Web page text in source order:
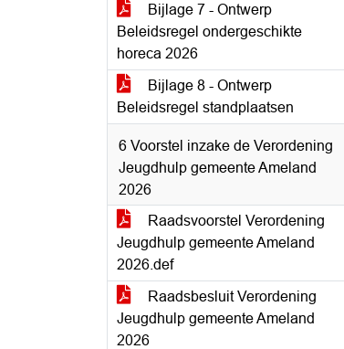
Bijlage 7 - Ontwerp
Beleidsregel ondergeschikte
horeca 2026
Bijlage 8 - Ontwerp
Beleidsregel standplaatsen
6 Voorstel inzake de Verordening
Jeugdhulp gemeente Ameland
2026
Raadsvoorstel Verordening
Jeugdhulp gemeente Ameland
2026.def
Raadsbesluit Verordening
Jeugdhulp gemeente Ameland
2026